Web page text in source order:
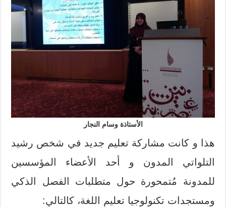
الأستاذة وسام النجار
هذا و كانت مشاركة تعليم جديد في شخص رشيد
التلواتي المدون و أحد الأعضاء المؤسسين
للمدونة مُتمحورة حول متطلبات الفصل الذكي
ومستجدات تكنولوجيا تعليم اللغة، كالتالي: